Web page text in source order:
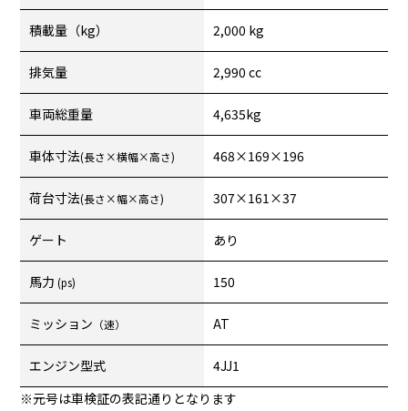
積載量（kg） 2,000 kg
排気量 2,990 cc
車両総重量 4,635kg
車体寸法(長さ×横幅×高さ) 468×169×196
荷台寸法(長さ×幅×高さ) 307×161×37
ゲート あり
馬力 (ps) 150
ミッション （速） AT
エンジン型式
4JJ1
※元号は車検証の表記通りとなります